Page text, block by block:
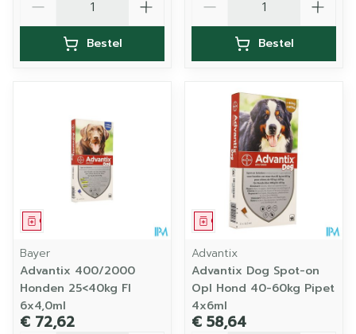
Bestel Bestel
Geneesmiddel
Bayer
Advantix 400/2000
Honden 25<40kg Fl
6x4,0ml
€ 72,62
Geneesmiddel
Advantix
Advantix Dog Spot-on
Opl Hond 40-60kg Pipet
4x6ml
€ 58,64